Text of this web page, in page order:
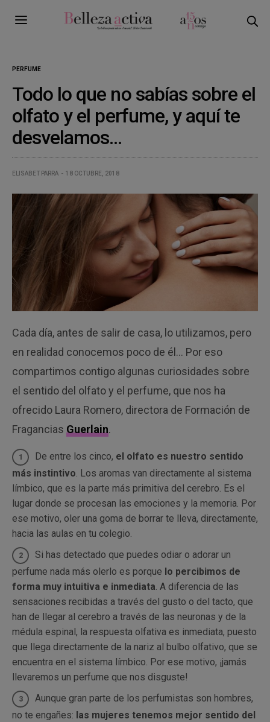
PERFUME
Todo lo que no sabías sobre el
olfato y el perfume, y aquí te
desvelamos…
ELISABET PARRA 18 OCTUBRE, 2018
Cada día, antes de salir de casa, lo utilizamos, pero
en realidad conocemos poco de él… Por eso
compartimos contigo algunas curiosidades sobre
el sentido del olfato y el perfume, que nos ha
ofrecido Laura Romero, directora de Formación de
Fragancias Guerlain.
De entre los cinco, el olfato es nuestro sentido
más instintivo. Los aromas van directamente al sistema
límbico, que es la parte más primitiva del cerebro. Es el
lugar donde se procesan las emociones y la memoria. Por
ese motivo, oler una goma de borrar te lleva, directamente,
hacia las aulas en tu colegio.
Si has detectado que puedes odiar o adorar un
perfume nada más olerlo es porque lo percibimos de
forma muy intuitiva e inmediata. A diferencia de las
sensaciones recibidas a través del gusto o del tacto, que
han de llegar al cerebro a través de las neuronas y de la
médula espinal, la respuesta olfativa es inmediata, puesto
que llega directamente de la nariz al bulbo olfativo, que se
encuentra en el sistema límbico. Por ese motivo, ¡jamás
llevaremos un perfume que nos disguste!
Aunque gran parte de los perfumistas son hombres,
no te engañes: las mujeres tenemos mejor sentido del